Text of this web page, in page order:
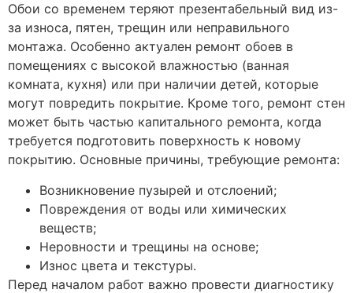
Обои со временем теряют презентабельный вид из-
за износа, пятен, трещин или неправильного
монтажа. Особенно актуален ремонт обоев в
помещениях с высокой влажностью (ванная
комната, кухня) или при наличии детей, которые
могут повредить покрытие. Кроме того, ремонт стен
может быть частью капитального ремонта, когда
требуется подготовить поверхность к новому
покрытию. Основные причины, требующие ремонта:
Возникновение пузырей и отслоений;
Повреждения от воды или химических
веществ;
Неровности и трещины на основе;
Износ цвета и текстуры.
Перед началом работ важно провести диагностику